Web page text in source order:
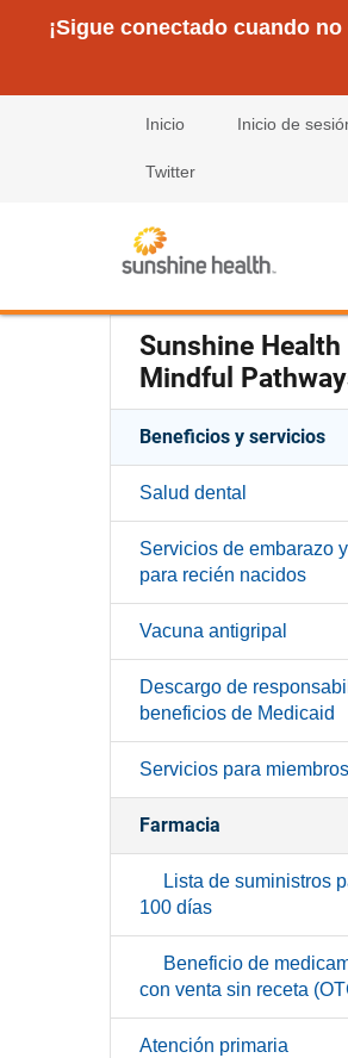
¡Sigue conectado cuando
Inicio Inicio de
Twitter
Sunshine Health
Mindful
Beneficios y servicios
Salud dental
Servicios de embarazo y
para recién nacidos
Vacuna antigripal
Descargo de
beneficios de Medicaid
Servicios para miembros
Farmacia
Lista de suministros
100 días
Beneficio de
con venta sin receta
Atención primaria